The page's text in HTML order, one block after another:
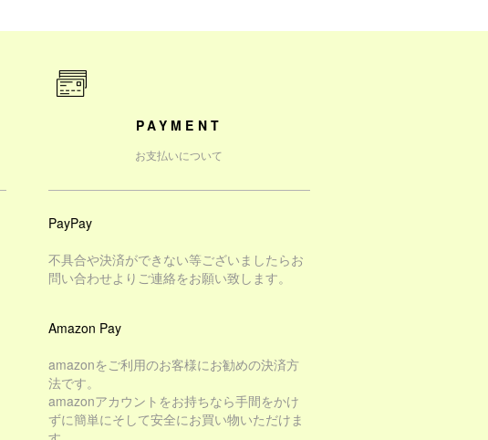
PAYMENT
お支払いについて
PayPay
不具合や決済ができない等ございましたらお
問い合わせよりご連絡をお願い致します。
Amazon Pay
amazonをご利用のお客様にお勧めの決済方
法です。
amazonアカウントをお持ちなら手間をかけ
ずに簡単にそして安全にお買い物いただけま